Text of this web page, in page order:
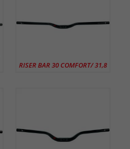
RISER BAR 30 COMFORT/ 31,8